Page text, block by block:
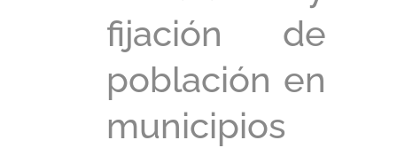
fijación de
población en
municipios